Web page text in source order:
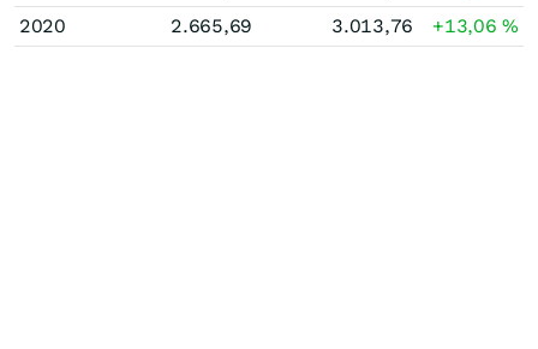
2020
2.665,69 3.013,76 +13,06%